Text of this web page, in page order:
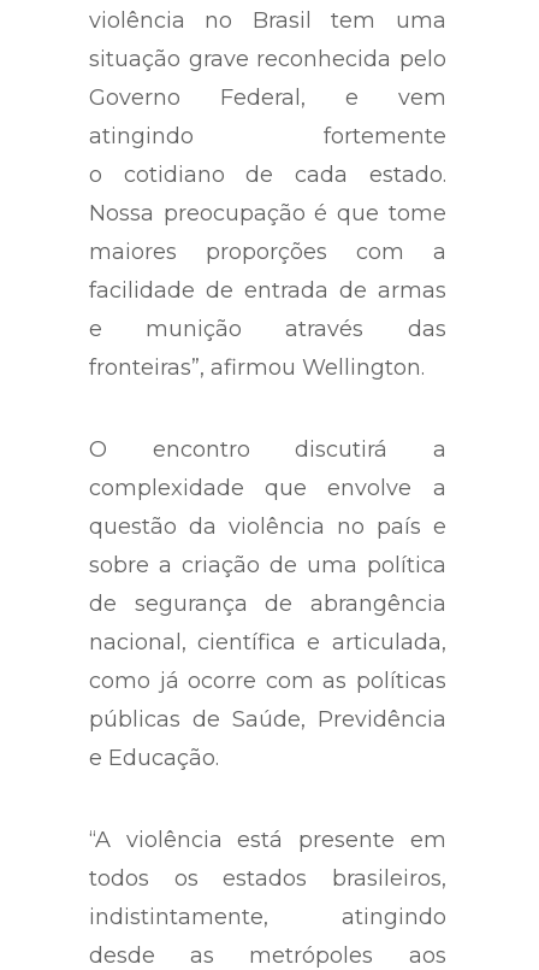
violência no Brasil tem uma
situação grave reconhecida pelo
Governo Federal, e vem
atingindo fortemente
o cotidiano de cada estado.
Nossa preocupação é que tome
maiores proporções com a
facilidade de entrada de armas
e munição através das
fronteiras”, afirmou Wellington.
O encontro discutirá a
complexidade que envolve a
questão da violência no país e
sobre a criação de uma política
de segurança de abrangência
nacional, científica e articulada,
como já ocorre com as políticas
públicas de Saúde, Previdência
e Educação.
“A violência está presente em
todos os estados brasileiros,
indistintamente, atingindo
desde as metrópoles aos